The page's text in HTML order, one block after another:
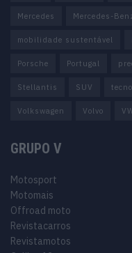
Mercedes Mercedes-
mobilidade sustentável
Porsche Portugal
Stellantis SUV
Volkswagen Volvo
GRUPO V
Motosport
Motomais
Offroad moto
Revistacarros
Revistamotos